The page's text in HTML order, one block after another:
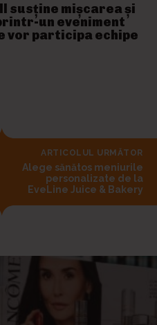
susține mişcarea și
un eveniment
vor participa echipe
ARTICOLUL URMĂTOR
Alege sănătos meniurile
personalizate de la
EveLine Juice & Bakery